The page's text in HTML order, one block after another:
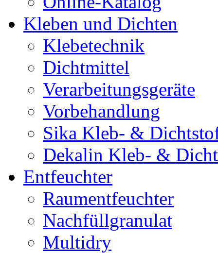
Kleben und Dichten
Klebetechnik
Dichtmittel
Verarbeitungsgeräte
Vorbehandlung
Sika Kleb- &
Dekalin Kleb- &
Entfeuchter
Raumentfeuchter
Nachfüllgranulat
Multidry